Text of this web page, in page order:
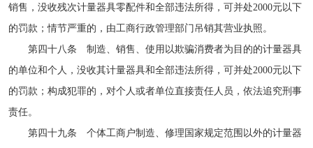
销售，没收残次计量器具零配件和全部违法所得，可并处2000元以下
的罚款；情节严重的，由工商行政管理部门吊销其营业执照。
第四十八条 制造、销售、使用以欺骗消费者为目的的计量器具
的单位和个人，没收其计量器具和全部违法所得，可并处2000元以下
的罚款；构成犯罪的，对个人或者单位直接责任人员，依法追究刑事
责任。
第四十九条 个体工商户制造、修理国家规定范围以外的计量器